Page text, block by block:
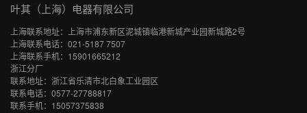
叶其（上海）电器有限公司
上海联系地址：上海市浦东新区泥城镇临港新城产业园新城路2号
上海联系电话：021-5187 7507
上海联系手机：15901665212
浙江分厂
联系地址：浙江省乐清市北白象工业园区
联系电话：0577-27788817
联系手机：15057375838